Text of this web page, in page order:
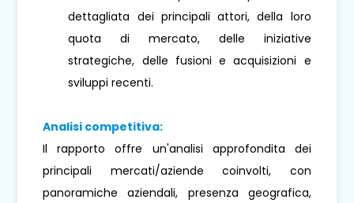
dettagliata dei principali attori, della loro
quota di mercato, delle iniziative
strategiche, delle fusioni e acquisizioni e
sviluppi recenti.
Analisi competitiva:
Il rapporto offre un'analisi approfondita dei
principali mercati/aziende coinvolti, con
panoramiche aziendali, presenza geografica,